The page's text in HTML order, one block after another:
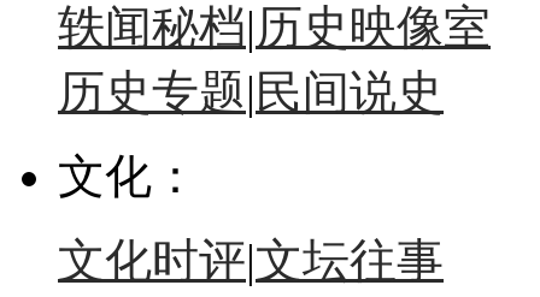
轶闻秘档|历史映像室
历史专题| 民间说史
文化：
文化时评|文坛往事